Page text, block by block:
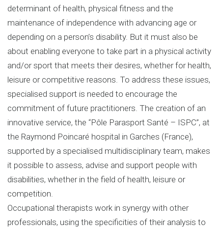
determinant of health, physical fitness and the
maintenance of independence with advancing age or
depending on a person’s disability. But it must also be
about enabling everyone to take part in a physical activity
and/or sport that meets their desires, whether for health,
leisure or competitive reasons. To address these issues,
specialised support is needed to encourage the
commitment of future practitioners. The creation of an
innovative service, the “Pôle Parasport Santé – ISPC”, at
the Raymond Poincaré hospital in Garches (France),
supported by a specialised multidisciplinary team, makes
it possible to assess, advise and support people with
disabilities, whether in the field of health, leisure or
competition.
Occupational therapists work in synergy with other
professionals, using the specificities of their analysis to